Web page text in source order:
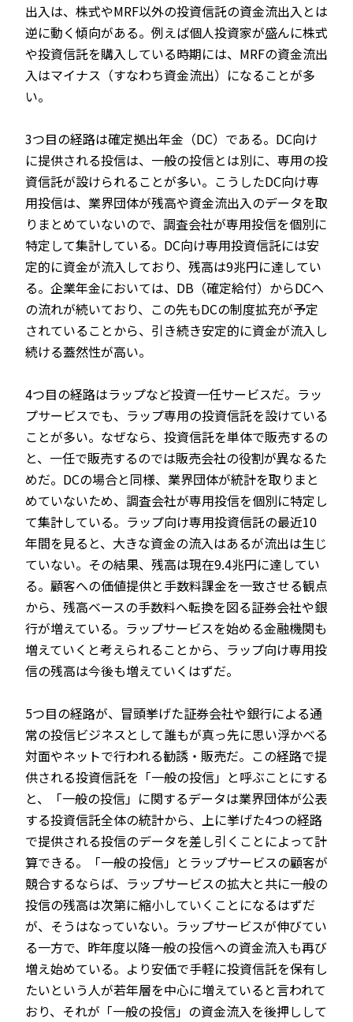
出入は、株式やMRF以外の投資信託の資金流出入とは
逆に動く傾向がある。例えば個人投資家が盛んに株式
や投資信託を購入している時期には、MRFの資金流出
入はマイナス（すなわち資金流出）になることが多
い。
3つ目の経路は確定拠出年金（DC）である。DC向け
に提供される投信は、一般の投信とは別に、専用の投
資信託が設けられることが多い。こうしたDC向け専
用投信は、業界団体が残高や資金流出入のデータを取
りまとめていないので、調査会社が専用投信を個別に
特定して集計している。DC向け専用投資信託には安
定的に資金が流入しており、残高は9兆円に達してい
る。企業年金においては、DB（確定給付）からDCへ
の流れが続いており、この先もDCの制度拡充が予定
されていることから、引き続き安定的に資金が流入し
続ける蓋然性が高い。
4つ目の経路はラップなど投資一任サービスだ。ラッ
プサービスでも、ラップ専用の投資信託を設けている
ことが多い。なぜなら、投資信託を単体で販売するの
と、一任で販売するのでは販売会社の役割が異なるた
めだ。DCの場合と同様、業界団体が統計を取りまと
めていないため、調査会社が専用投信を個別に特定し
て集計している。ラップ向け専用投資信託の最近10
年間を見ると、大きな資金の流入はあるが流出は生じ
ていない。その結果、残高は現在9.4兆円に達してい
る。顧客への価値提供と手数料課金を一致させる観点
から、残高ベースの手数料へ転換を図る証券会社や銀
行が増えている。ラップサービスを始める金融機関も
増えていくと考えられることから、ラップ向け専用投
信の残高は今後も増えていくはずだ。
5つ目の経路が、冒頭挙げた証券会社や銀行による通
常の投信ビジネスとして誰もが真っ先に思い浮かべる
対面やネットで行われる勧誘・販売だ。この経路で提
供される投資信託を「一般の投信」と呼ぶことにする
と、「一般の投信」に関するデータは業界団体が公表
する投資信託全体の統計から、上に挙げた4つの経路
で提供される投信のデータを差し引くことによって計
算できる。「一般の投信」とラップサービスの顧客が
競合するならば、ラップサービスの拡大と共に一般の
投信の残高は次第に縮小していくことになるはずだ
が、そうはなっていない。ラップサービスが伸びてい
る一方で、昨年度以降一般の投信への資金流入も再び
増え始めている。より安価で手軽に投資信託を保有し
たいという人が若年層を中心に増えていると言われて
おり、それが「一般の投信」の資金流入を後押しして